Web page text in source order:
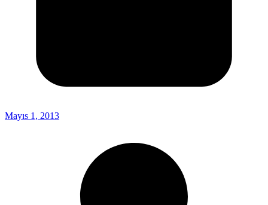
Mayıs 1, 2013